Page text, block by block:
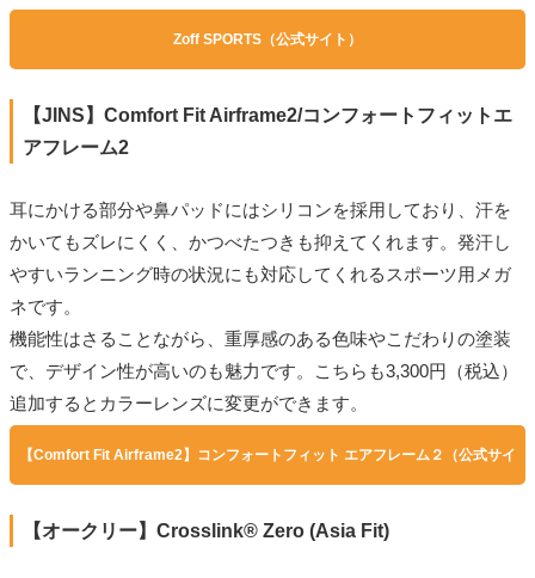
Zoff SPORTS（公式サイト）
【JINS】Comfort Fit Airframe2/コンフォートフィットエ
アフレーム2
耳にかける部分や鼻パッドにはシリコンを採用しており、汗を
かいてもズレにくく、かつべたつきも抑えてくれます。発汗し
やすいランニング時の状況にも対応してくれるスポーツ用メガ
ネです。
機能性はさることながら、重厚感のある色味やこだわりの塗装
で、デザイン性が高いのも魅力です。こちらも3,300円（税込）
追加するとカラーレンズに変更ができます。
【Comfort Fit Airframe2】コンフォートフィット エアフレーム２（公式サイ
【オークリー】Crosslink® Zero (Asia Fit)